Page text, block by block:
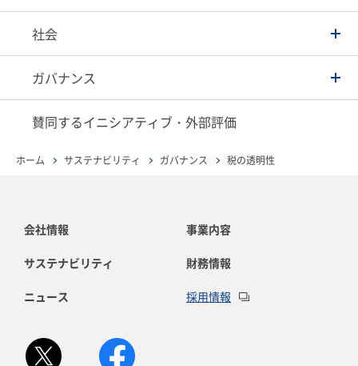
社会
ガバナンス
賛同するイニシアティブ・外部評価
ホーム サステナビリティ ガバナンス 税の透明性
会社情報 事業内容
サステナビリティ 財務情報
ニュース 採用情報